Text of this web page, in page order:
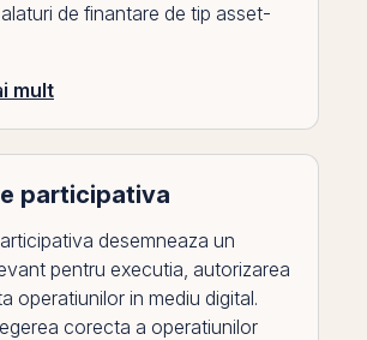
de finantare de tip asset-
mult
participativa
desemneaza un
pentru executia, autorizarea
operatiunilor in mediu digital.
corecta a operatiunilor